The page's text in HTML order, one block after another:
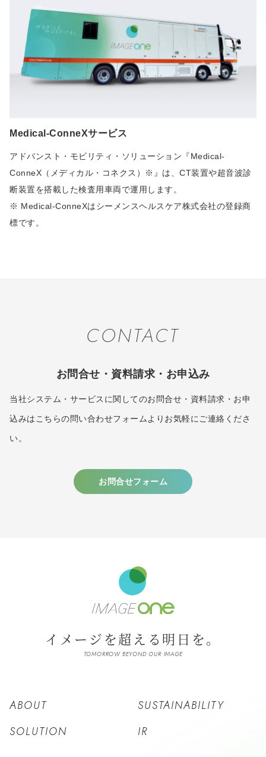
Medical-ConneXサービス
アドバンスト・モビリティ・ソリューション『Medical-
ConneX（メディカル・コネクス）※』は、CT装置や超音波診
断装置を搭載した検査用車両で運用します。
※ Medical-ConneXはシーメンスヘルスケア株式会社の登録商
標です。
CONTACT
お問合せ・資料請求・お申込み
当社システム・サービスに関してのお問合せ・資料請求・お申
込みはこちらの問い合わせフォームよりお気軽にご連絡くださ
い。
お問合せフォーム
イメージを超える明日を。
TOMORROW BEYOND OUR IMAGE
ABOUT
SOLUTION
SUSTAINABILITY
IR